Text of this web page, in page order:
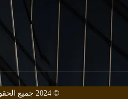
© 2024 جميع الحقوق محفوظة من قبل معهد زيني للهندسة المعمارية